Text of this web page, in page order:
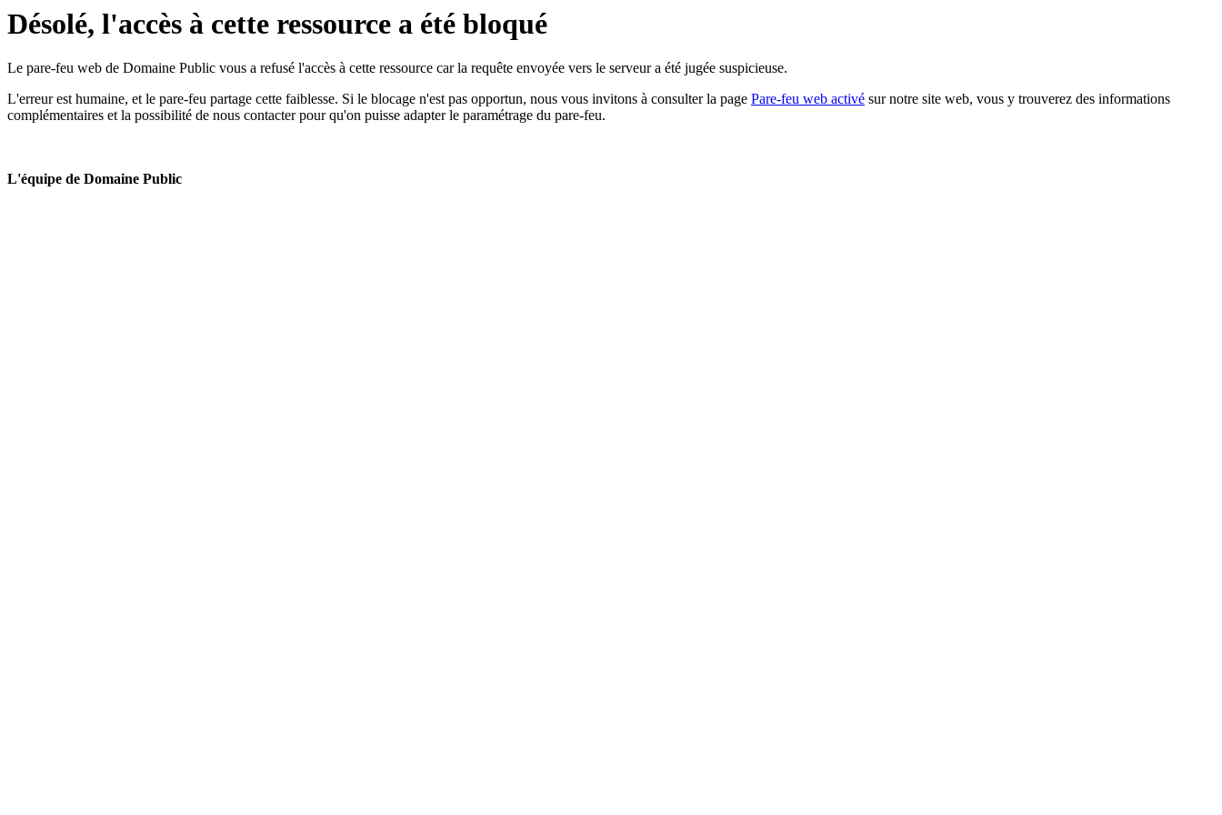
Désolé, l'accès à cette ressource a été bloqué
Le pare-feu web de Domaine Public vous a refusé l'accès à cette ressource car la requête envoyée vers le serveur a été jugée suspicieuse.
L'erreur est humaine, et le pare-feu partage cette faiblesse. Si le blocage n'est pas opportun, nous vous invitons à consulter la page Pare-feu web activé sur notre site web, vous y trouverez des informations
complémentaires et la possibilité de nous contacter pour qu'on puisse adapter le paramétrage du pare-feu.
L'équipe de Domaine Public